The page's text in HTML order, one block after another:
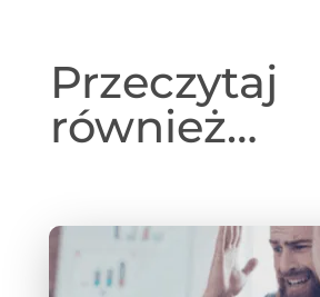
Przeczytaj
również…